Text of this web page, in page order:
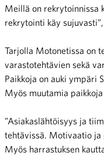
Meillä on rekrytoinnissa
rekrytointi käy
Tarjolla Motonetissa on
varastotehtävien sekä
Paikkoja on auki ympäri
Myös muutamia
”Asiakaslähtöisyys ja
tehtävissä. Motivaatio ja
Myös harrastuksen